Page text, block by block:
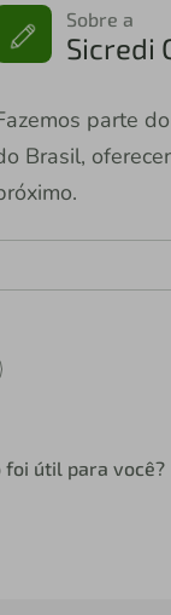
Sobre a
Sicredi
parte
Brasil,
foi útil para você?